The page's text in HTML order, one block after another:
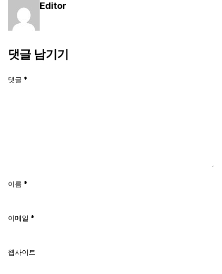
Editor
댓글 남기기
댓글 *
이름 *
이메일 *
웹사이트